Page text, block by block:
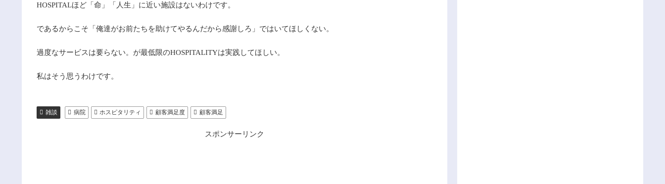
HOSPITALほど「命」「人生」に近い施設はないわけです。
であるからこそ「俺達がお前たちを助けてやるんだから感謝しろ」ではいてほしくない。
過度なサービスは要らない。が最低限のHOSPITALITYは実践してほしい。
私はそう思うわけです。
雑談 病院 ホスピタリティ 顧客満足度 顧客満足
スポンサーリンク